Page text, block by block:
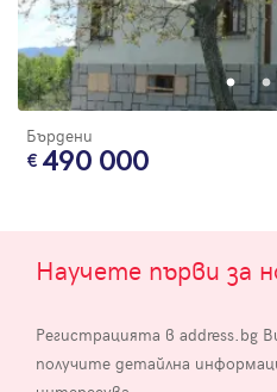
Бърдени
490 000
Научете първи за
Регистрацията в address.bg
получите детайлна